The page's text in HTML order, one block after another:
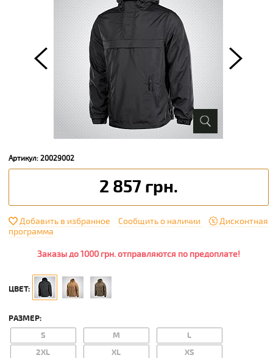
Артикул: 20029002
2 857 грн.
Добавить в избранное Сообщить о наличии
Дисконтная
программа
Заказы до 1000 грн. отправляются по предоплате!
ЦВЕТ:
РАЗМЕР:
S
M
L
2XL
XL XS